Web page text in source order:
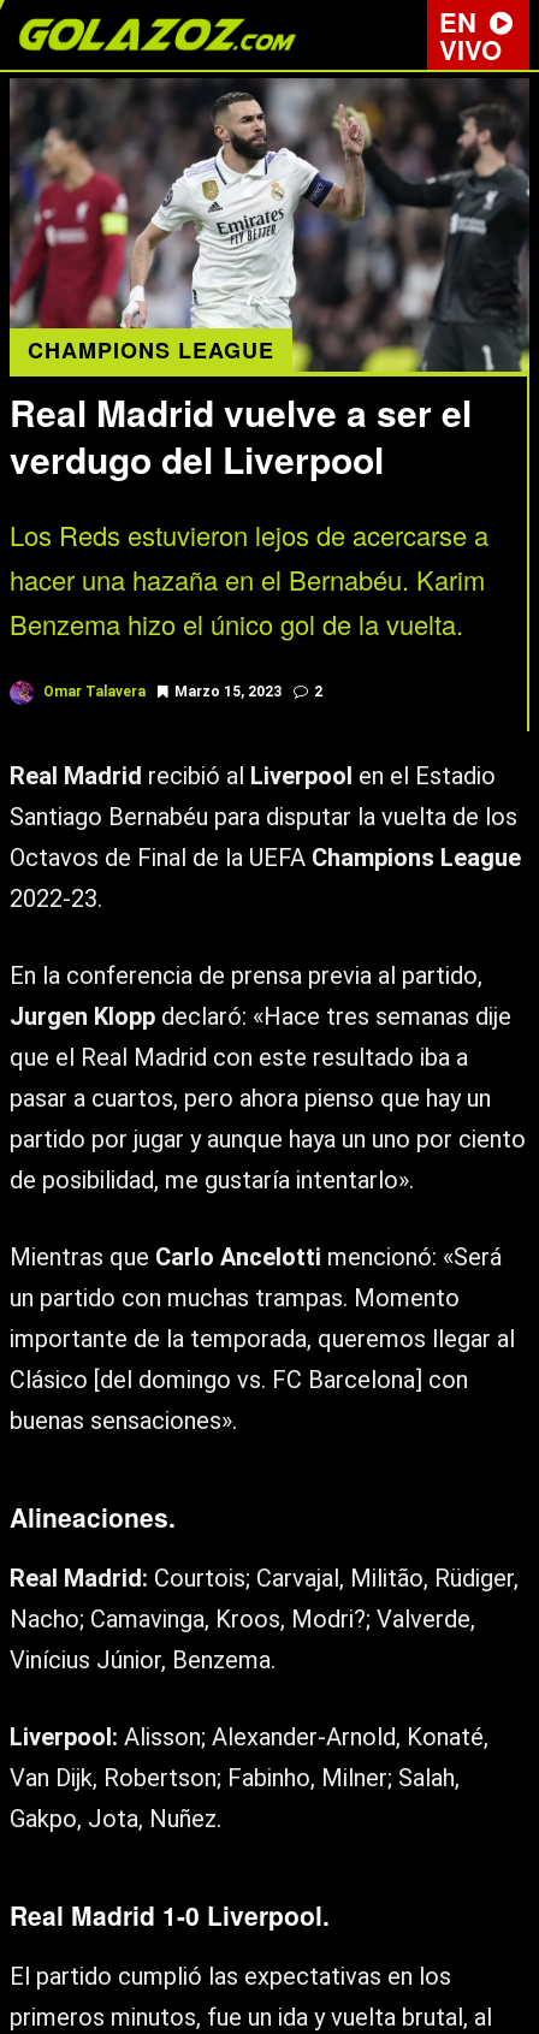
EN
VIVO
CHAMPIONS LEAGUE
Real Madrid vuelve a ser el
verdugo del Liverpool
Los Reds estuvieron lejos de acercarse a
hacer una hazaña en el Bernabéu. Karim
Benzema hizo el único gol de la vuelta.
Omar Talavera Marzo 15, 2023 2
Real Madrid recibió al Liverpool en el Estadio
Santiago Bernabéu para disputar la vuelta de los
Octavos de Final de la UEFA Champions League
2022-23.
En la conferencia de prensa previa al partido,
Jurgen Klopp declaró: «Hace tres semanas dije
que el Real Madrid con este resultado iba a
pasar a cuartos, pero ahora pienso que hay un
partido por jugar y aunque haya un uno por ciento
de posibilidad, me gustaría intentarlo».
Mientras que Carlo Ancelotti mencionó: «Será
un partido con muchas trampas. Momento
importante de la temporada, queremos llegar al
Clásico [del domingo vs. FC Barcelona] con
buenas sensaciones».
Alineaciones.
Real Madrid: Courtois; Carvajal, Militão, Rüdiger,
Nacho; Camavinga, Kroos, Modri?; Valverde,
Vinícius Júnior, Benzema.
Liverpool: Alisson; Alexander-Arnold, Konaté,
Van Dijk, Robertson; Fabinho, Milner; Salah,
Gakpo, Jota, Nuñez.
Real Madrid 1-0 Liverpool.
El partido cumplió las expectativas en los
primeros minutos, fue un ida y vuelta brutal, al